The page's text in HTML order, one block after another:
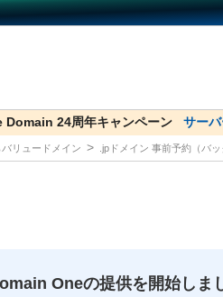
ドメイン検索
コアサーバー
Value Domain ネット
お得意様割引
従来のバリュードメインをご利用
従来のバリュードメインをご利用
24周年キャンペーン サーバ
co.jpドメイン✕コアサー
リュードメイン .jpドメイン 事前予約（バ
Oneの提供を開始しま